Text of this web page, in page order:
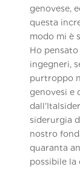
genovese,
questa
modo mi è
Ho
ingegneri,
purtroppo
genovesi e
siderurgia
nostro
quaranta
possibile la